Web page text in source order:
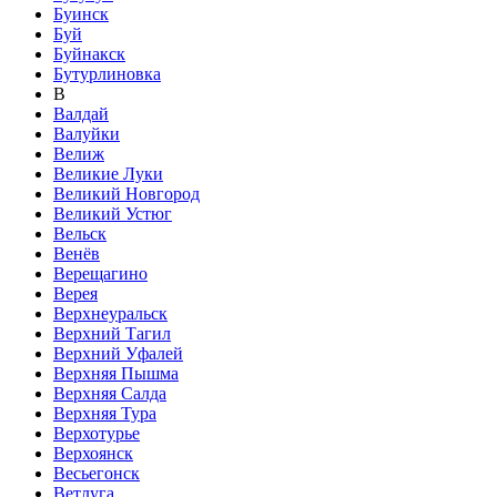
Буинск
Буй
Буйнакск
Бутурлиновка
В
Валдай
Валуйки
Велиж
Великие Луки
Великий Новгород
Великий Устюг
Вельск
Венёв
Верещагино
Верея
Верхнеуральск
Верхний Тагил
Верхний Уфалей
Верхняя Пышма
Верхняя Салда
Верхняя Тура
Верхотурье
Верхоянск
Весьегонск
Ветлуга